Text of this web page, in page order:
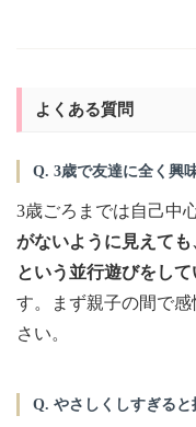
よくある質問
Q. 3歳で友達に全く興
3歳ごろまでは自己中
がないように見えて
という並行遊びをし
す。まず親子の間で
さい。
Q. やさしくしすぎると